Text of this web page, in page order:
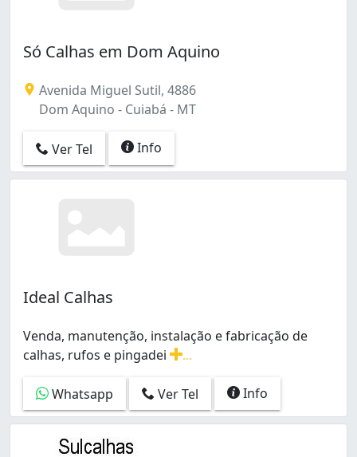
Só Calhas em Dom Aquino
Avenida Miguel Sutil, 4886
Dom Aquino - Cuiabá - MT
Ver Tel Info
Ideal Calhas
Venda, manutenção, instalação e fabricação de
calhas, rufos e pingadei
Whatsapp
Ver Tel Info